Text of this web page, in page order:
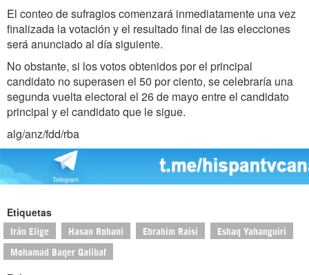
El conteo de sufragios comenzará inmediatamente una vez
finalizada la votación y el resultado final de las elecciones
será anunciado al día siguiente.
No obstante, si los votos obtenidos por el principal
candidato no superasen el 50 por ciento, se celebraría una
segunda vuelta electoral el 26 de mayo entre el candidato
principal y el candidato que le sigue.
alg/anz/fdd/rba
Etiquetas
Irán Elige Hasan Rohani Ebrahim Raisi Eshaq Yahanguiri
Mohamad Baqer Qalibaf